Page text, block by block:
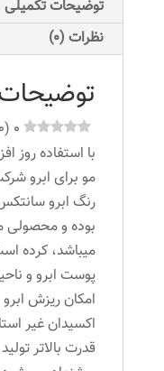
لیتر
رنگ
بلوند
عدد
توضیحات تکمیلی
نظرات (0)
0
(
0
با استفاده روز
مو برای ابرو
بوده و محصولی
میباشد، کرده
پوست ابرو و
امکان ریزش
اکسیدان غیر
قدرت بالاتر